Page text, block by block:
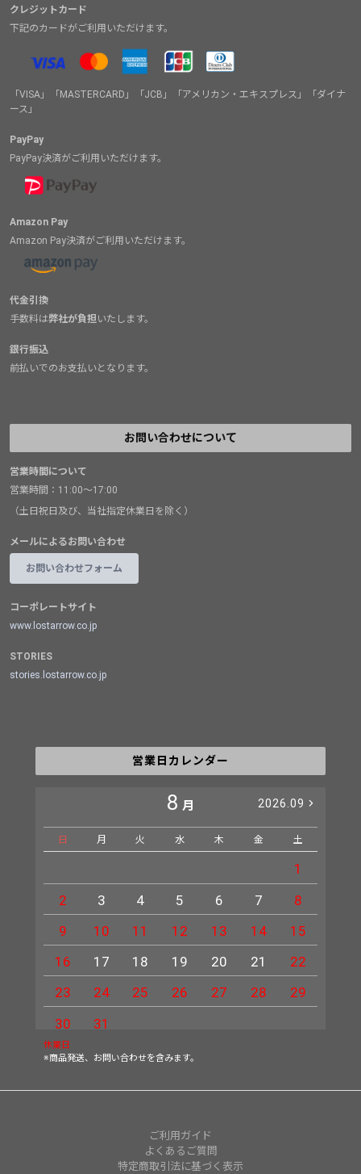
クレジットカード
下記のカードがご利用いただけます。
「VISA」「MASTERCARD」「JCB」「アメリカン・エキスプレス」「ダイナ
ース」
PayPay
PayPay決済がご利用いただけます。
Amazon Pay
Amazon Pay決済がご利用いただけます。
代金引換
手数料は弊社が負担いたします。
銀行振込
前払いでのお支払いとなります。
お問い合わせについて
営業時間について
営業時間：11:00～17:00
（土日祝日及び、当社指定休業日を除く）
メールによるお問い合わせ
お問い合わせフォーム
コーポレートサイト
www.lostarrow.co.jp
STORIES
stories.lostarrow.co.jp
営業日カレンダー
8 月 2026.09
日 月 火 水 木 金 土
1
2
3 4 5 6 7
8
9
10 11 12 13 14
15
16
17 18 19 20 21
22
23
24 25 26 27 28
29
30
31
休業日
※商品発送、お問い合わせを含みます。
ご利用ガイド
よくあるご質問
特定商取引法に基づく表示